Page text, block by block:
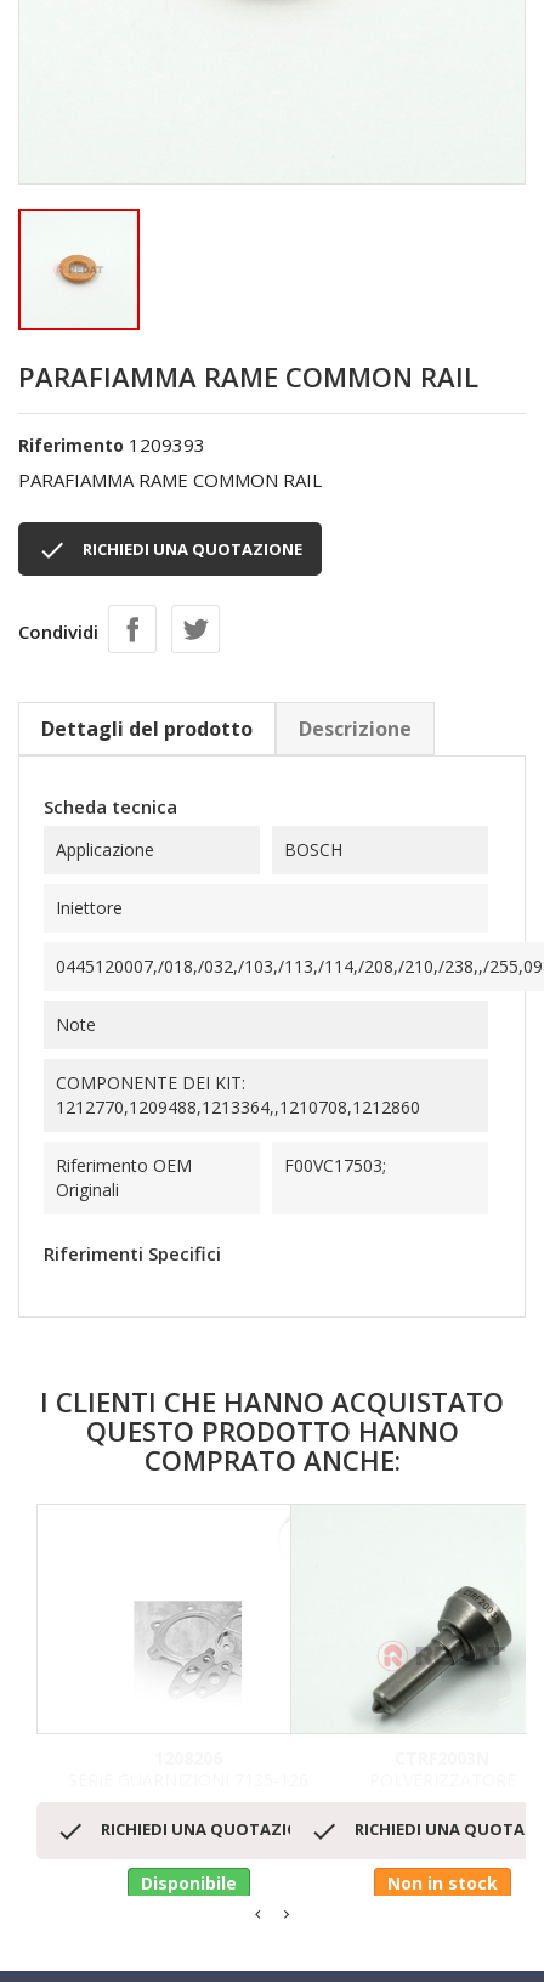
PARAFIAMMA RAME COMMON RAIL
Riferimento 1209393
PARAFIAMMA RAME COMMON RAIL
 RICHIEDI UNA QUOTAZIONE
Condividi
Dettagli del prodotto Descrizione
Scheda tecnica
Applicazione BOSCH
Iniettore
0445120007,/018,/032,/103,/113,/114,/208,/210,/238,,/
Note
COMPONENTE DEI KIT:
1212770,1209488,1213364,,1210708,1212860
Riferimento OEM
Originali
F00VC17503;
Riferimenti Specifici
I CLIENTI CHE HANNO ACQUISTATO
QUESTO PRODOTTO HANNO
COMPRATO ANCHE:
 RICHIEDI UNA QUOTAZIONE
Disponibile
 RICHIEDI UNA
Non in stock